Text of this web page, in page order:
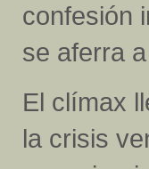
confesión
se aferra
El clímax
la crisis